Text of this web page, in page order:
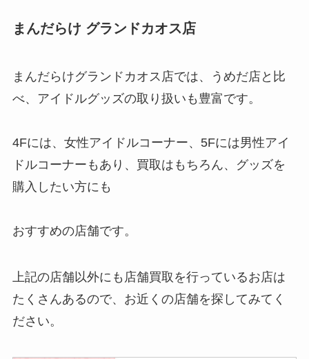
まんだらけ グランドカオス店
まんだらけグランドカオス店では、うめだ店と比
べ、アイドルグッズの取り扱いも豊富です。
4Fには、女性アイドルコーナー、5Fには男性アイ
ドルコーナーもあり、買取はもちろん、グッズを
購入したい方にも
おすすめの店舗です。
上記の店舗以外にも店舗買取を行っているお店は
たくさんあるので、お近くの店舗を探してみてく
ださい。